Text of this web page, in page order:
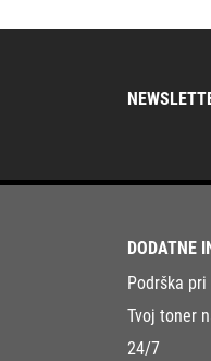
DODATNE
Podrška
Tvoj toner
24/7